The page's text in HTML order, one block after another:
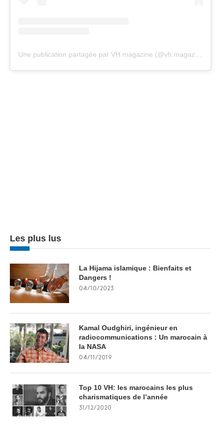
Une publication partagée par VH magazine (@vh.magazine)
Les plus lus
La Hijama islamique : Bienfaits et
Dangers !
04/10/2023
Kamal Oudghiri, ingénieur en
radiocommunications : Un marocain à
la NASA
04/11/2019
Top 10 VH: les marocains les plus
charismatiques de l’année
31/12/2020